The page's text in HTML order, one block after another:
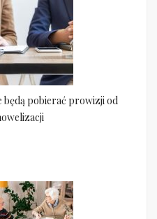
będą pobierać prowizji od